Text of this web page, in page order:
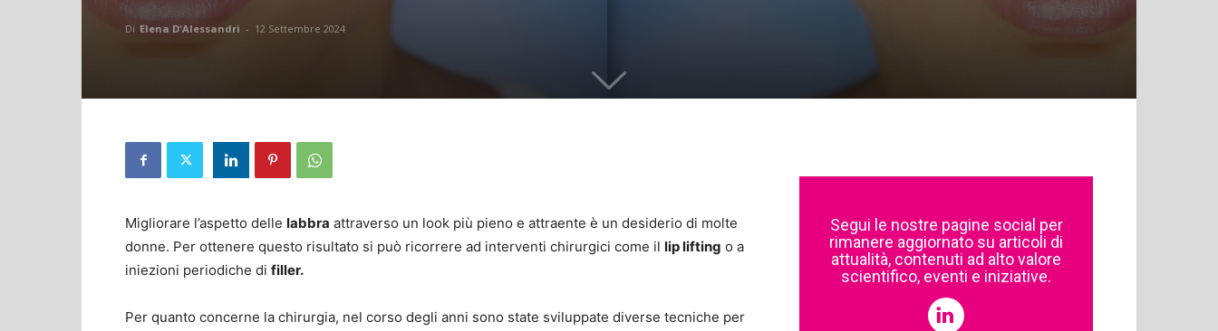
Di Elena D'Alessandri - 12 Settembre 2024
Migliorare l’aspetto delle labbra attraverso un look più pieno e attraente è un desiderio di molte
donne. Per ottenere questo risultato si può ricorrere ad interventi chirurgici come il lip lifting o a
iniezioni periodiche di filler.
Per quanto concerne la chirurgia, nel corso degli anni sono state sviluppate diverse tecniche per
Segui le nostre pagine social per
rimanere aggiornato su articoli di
attualità, contenuti ad alto valore
scientifico, eventi e iniziative.